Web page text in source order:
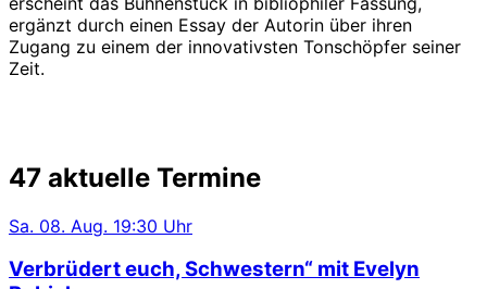
ergänzt durch einen Essay der Autorin über ihren
Zugang zu einem der innovativsten Tonschöpfer seiner
Zeit.
47 aktuelle Termine
Sa. 08. Aug. 19:30 Uhr
Verbrüdert euch, Schwestern“ mit Evelyn